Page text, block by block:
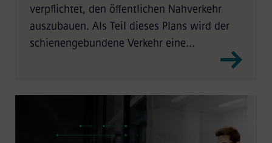
verpflichtet, den öffentlichen Nahverkehr
auszubauen. Als Teil dieses Plans wird der
schienengebundene Verkehr eine
Schlüsselrolle im innerstädtischen Verkehr
Schlüsselprojekten abgeschlossen.